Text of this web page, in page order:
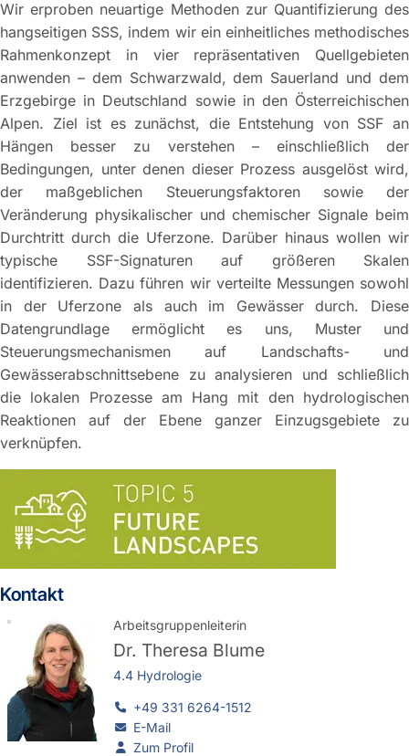
Wir erproben neuartige Methoden zur Quantifizierung des
hangseitigen SSS, indem wir ein einheitliches methodisches
Rahmenkonzept in vier repräsentativen Quellgebieten
anwenden – dem Schwarzwald, dem Sauerland und dem
Erzgebirge in Deutschland sowie in den Österreichischen
Alpen. Ziel ist es zunächst, die Entstehung von SSF an
Hängen besser zu verstehen – einschließlich der
Bedingungen, unter denen dieser Prozess ausgelöst wird,
der maßgeblichen Steuerungsfaktoren sowie der
Veränderung physikalischer und chemischer Signale beim
Durchtritt durch die Uferzone. Darüber hinaus wollen wir
typische SSF-Signaturen auf größeren Skalen
identifizieren. Dazu führen wir verteilte Messungen sowohl
in der Uferzone als auch im Gewässer durch. Diese
Datengrundlage ermöglicht es uns, Muster und
Steuerungsmechanismen auf Landschafts- und
Gewässerabschnittsebene zu analysieren und schließlich
die lokalen Prozesse am Hang mit den hydrologischen
Reaktionen auf der Ebene ganzer Einzugsgebiete zu
verknüpfen.
Kontakt
Arbeitsgruppenleiterin
Dr. Theresa Blume
4.4 Hydrologie
+49 331 6264-1512
E-Mail
Zum Profil